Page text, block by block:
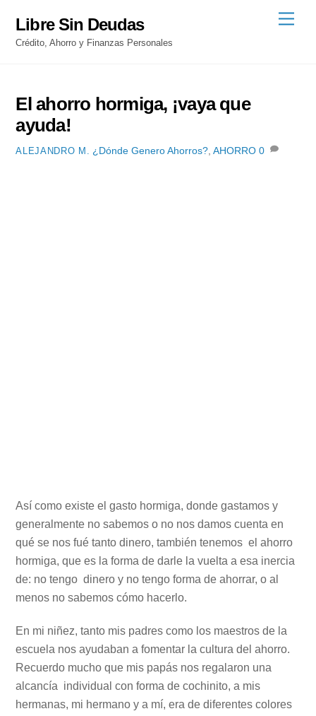
content
Libre Sin Deudas
Crédito, Ahorro y Finanzas Personales
El ahorro hormiga, ¡vaya que
ayuda!
ALEJANDRO M. ¿Dónde Genero Ahorros? ,AHORRO 0
Así como existe el gasto hormiga, donde gastamos y
generalmente no sabemos o no nos damos cuenta en
qué se nos fué tanto dinero, también tenemos el ahorro
hormiga, que es la forma de darle la vuelta a esa inercia
de: no tengo dinero y no tengo forma de ahorrar, o al
menos no sabemos cómo hacerlo.
En mi niñez, tanto mis padres como los maestros de la
escuela nos ayudaban a fomentar la cultura del ahorro.
Recuerdo mucho que mis papás nos regalaron una
alcancía individual con forma de cochinito, a mis
hermanas, mi hermano y a mí, era de diferentes colores